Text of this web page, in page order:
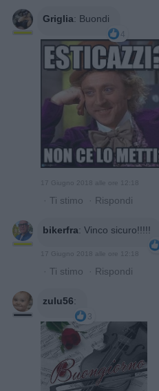
Griglia: Buondi
4
17 Giugno 2018 alle ore 12:18
· Ti stimo · Rispondi
bikerfra: Vinco sicuro!!!!!
17 Giugno 2018 alle ore 12:18
· Ti stimo · Rispondi
zulu56:
3